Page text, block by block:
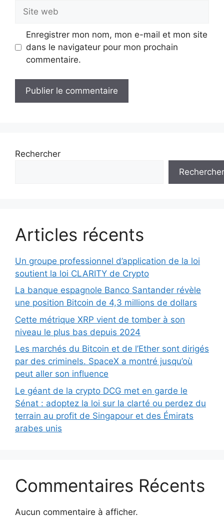
Site
web
Enregistrer mon nom, mon e-mail et mon site
dans le navigateur pour mon prochain
commentaire.
Rechercher
Rechercher
Articles récents
Un groupe professionnel d’application de la loi
soutient la loi CLARITY de Crypto
La banque espagnole Banco Santander révèle
une position Bitcoin de 4,3 millions de dollars
Cette métrique XRP vient de tomber à son
niveau le plus bas depuis 2024
Les marchés du Bitcoin et de l’Ether sont dirigés
par des criminels. SpaceX a montré jusqu’où
peut aller son influence
Le géant de la crypto DCG met en garde le
Sénat : adoptez la loi sur la clarté ou perdez du
terrain au profit de Singapour et des Émirats
arabes unis
Commentaires Récents
Aucun commentaire à afficher.